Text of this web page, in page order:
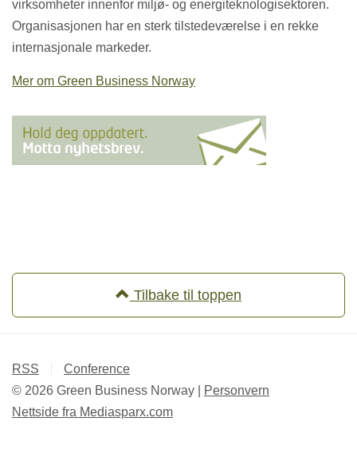
virksomheter innenfor miljø- og energiteknologisektoren.
Organisasjonen har en sterk tilstedeværelse i en rekke
internasjonale markeder.
Mer om Green Business Norway
Tilbake til toppen
RSS
Conference
© 2026 Green Business Norway |
Personvern
Nettside fra Mediasparx.com